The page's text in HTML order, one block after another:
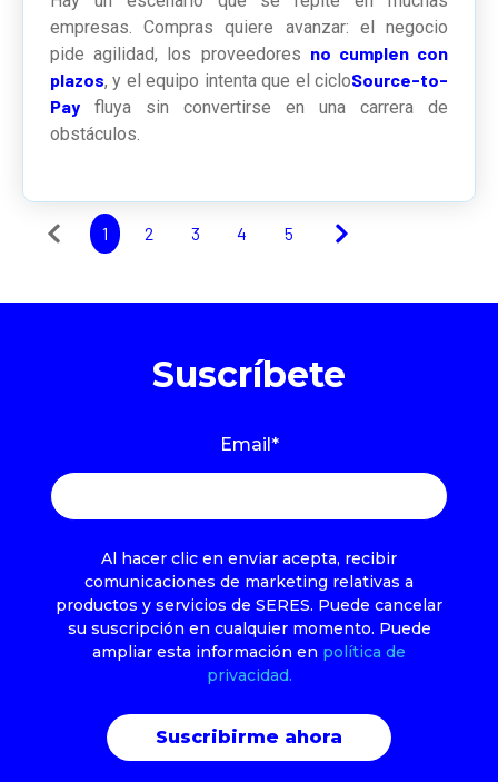
empresas. Compras quiere avanzar: el negocio
pide agilidad, los proveedores no cumplen con
plazos, y el equipo intenta que el cicloSource-to-
Pay fluya sin convertirse en una carrera de
obstáculos.
1 2 3 4 5
Suscríbete
Email *
Al hacer clic en enviar acepta, recibir
comunicaciones de marketing relativas a
productos y servicios de SERES. Puede cancelar
su suscripción en cualquier momento. Puede
ampliar esta información en política de
privacidad.